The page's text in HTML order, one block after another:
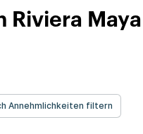
Riviera Maya
Annehmlichkeiten filtern